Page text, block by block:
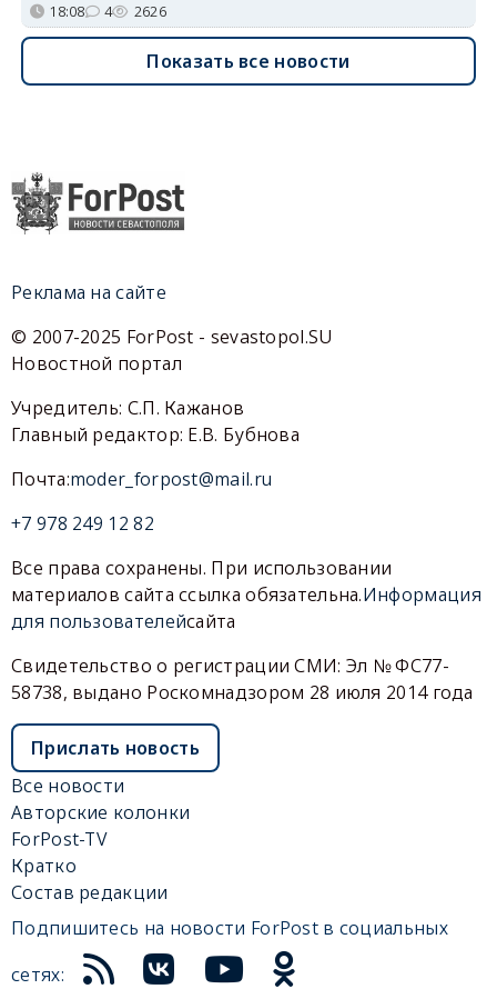
18:08 4 2626
Показать все новости
Реклама на сайте
© 2007-2025 ForPost - sevastopol.SU
Новостной портал
Учредитель: С.П. Кажанов
Главный редактор: Е.В. Бубнова
Почта:moder_forpost@mail.ru
+7 978 249 12 82
Все права сохранены. При использовании
материалов сайта ссылка обязательна.Информация
для пользователейсайта
Свидетельство о регистрации СМИ: Эл № ФС77-
58738, выдано Роскомнадзором 28 июля 2014 года
Прислать новость
Все новости
Авторские колонки
ForPost-TV
Кратко
Состав редакции
Подпишитесь на новости ForPost в социальных
сетях: